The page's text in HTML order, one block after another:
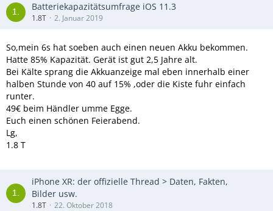
Batteriekapazitätsumfrage iOS 11.3
1.8T 2. Januar 2019
So,mein 6s hat soeben auch einen neuen Akku bekommen.
Hatte 85% Kapazität. Gerät ist gut 2,5 Jahre alt.
Bei Kälte sprang die Akkuanzeige mal eben innerhalb einer
halben Stunde von 40 auf 15% ,oder die Kiste fuhr einfach
runter.
49€ beim Händler umme Egge.
Euch einen schönen Feierabend.
Lg,
1.8 T
iPhone XR: der offizielle Thread > Daten, Fakten,
Bilder usw.
1.8T 22. Oktober 2018